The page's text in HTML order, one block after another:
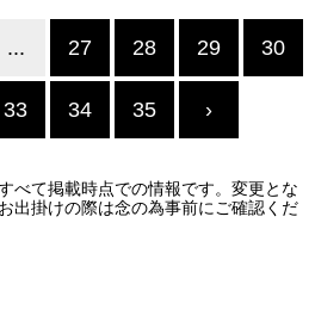
... 27 28 29 30
33 34 35 ›
べて掲載時点での情報です。変更とな
出掛けの際は念の為事前にご確認くだ